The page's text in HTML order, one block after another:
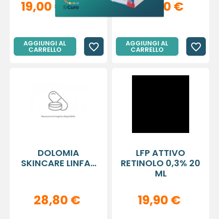
19,00 € 37,99 €
AGGIUNGI AL
CARRELLO favorite_border
45,40 €
AGGIUNGI AL
CARRELLO favorite_border
DOLOMIA
SKINCARE LINFA...
28,80 €
LFP ATTIVO
RETINOLO 0,3% 20
ML
19,90 €